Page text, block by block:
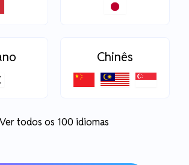
Chinês
Ver todos os 100 idiomas